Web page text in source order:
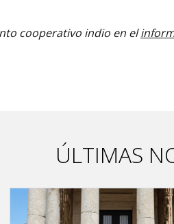
cooperativo indio en el
ÚLTIMAS